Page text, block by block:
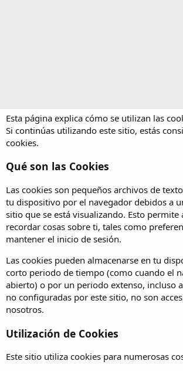
Esta página explica cómo se utilizan las
Si continúas utilizando este sitio, estás
cookies.
Qué son las Cookies
Las cookies son pequeños archivos de
tu dispositivo por el navegador debidos a
sitio que se está visualizando. Esto
recordar cosas sobre ti, tales como
mantener el inicio de sesión.
Las cookies pueden almacenarse en tu
corto periodo de tiempo (como cuando el
abierto) o por un periodo extenso, incluso
no configuradas por este sitio, no son
nosotros.
Utilización de Cookies
Este sitio utiliza cookies para numerosas